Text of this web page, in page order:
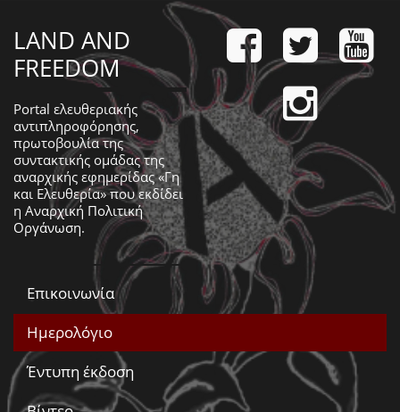
LAND AND
FREEDOM
Portal ελευθεριακής
αντιπληροφόρησης,
πρωτοβουλία της
συντακτικής ομάδας της
αναρχικής εφημερίδας «Γη
και Ελευθερία» που εκδίδει
η Αναρχική Πολιτική
Οργάνωση.
Επικοινωνία
Ημερολόγιο
Έντυπη έκδοση